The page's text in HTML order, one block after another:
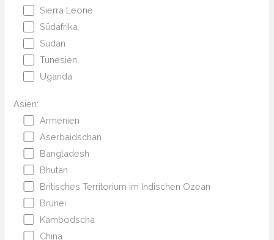
Sierra Leone
Südafrika
Sudan
Tunesien
Uganda
Asien:
Armenien
Aserbaidschan
Bangladesh
Bhutan
Britisches Territorium im Indischen Ozean
Brunei
Kambodscha
China